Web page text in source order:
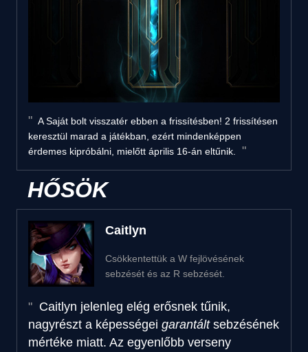
A Saját bolt visszatér ebben a frissítésben! 2 frissítésen
keresztül marad a játékban, ezért mindenképpen
érdemes kipróbálni, mielőtt április 16-án eltűnik.
HŐSÖK
Caitlyn
Csökkentettük a W fejlövésének
sebzését és az R sebzését.
Caitlyn jelenleg elég erősnek tűnik,
nagyrészt a képességei garantáltsebzésének
mértéke miatt. Az egyenlőbb verseny